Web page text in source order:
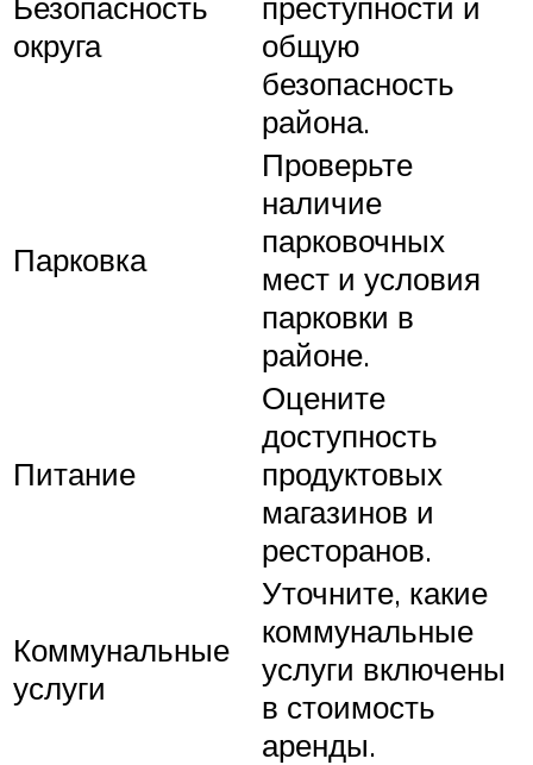
округа
общую
безопасность
района.
Парковка
Проверьте
наличие
парковочных
мест и условия
парковки в
районе.
Питание
Оцените
доступность
продуктовых
магазинов и
ресторанов.
Коммунальные
услуги
Уточните, какие
коммунальные
услуги включены
в стоимость
аренды.